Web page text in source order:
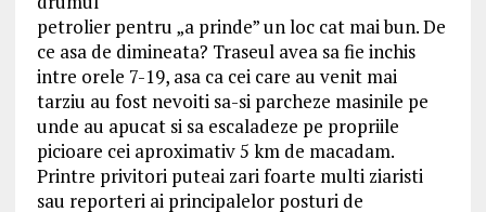
petrolier pentru „a prinde” un loc cat mai bun. De
ce asa de dimineata? Traseul avea sa fie inchis
intre orele 7-19, asa ca cei care au venit mai
tarziu au fost nevoiti sa-si parcheze masinile pe
unde au apucat si sa escaladeze pe propriile
picioare cei aproximativ 5 km de macadam.
Printre privitori puteai zari foarte multi ziaristi
sau reporteri ai principalelor posturi de